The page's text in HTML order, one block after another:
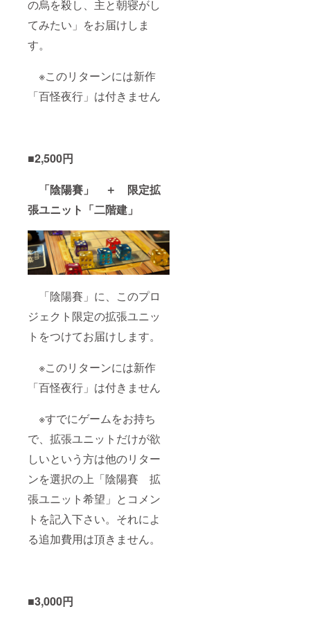
の烏を殺し、主と朝寝がし
てみたい」をお届けしま
す。
※このリターンには新作
「百怪夜行」は付きません
■2,500円
「陰陽賽」 ＋ 限定拡
張ユニット「二階建」
「陰陽賽」に、このプロ
ジェクト限定の拡張ユニッ
トをつけてお届けします。
※このリターンには新作
「百怪夜行」は付きません
※すでにゲームをお持ち
で、拡張ユニットだけが欲
しいという方は他のリター
ンを選択の上「陰陽賽 拡
張ユニット希望」とコメン
トを記入下さい。それによ
る追加費用は頂きません。
■3,000円